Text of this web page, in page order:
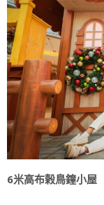
6米高布榖鳥鐘小屋